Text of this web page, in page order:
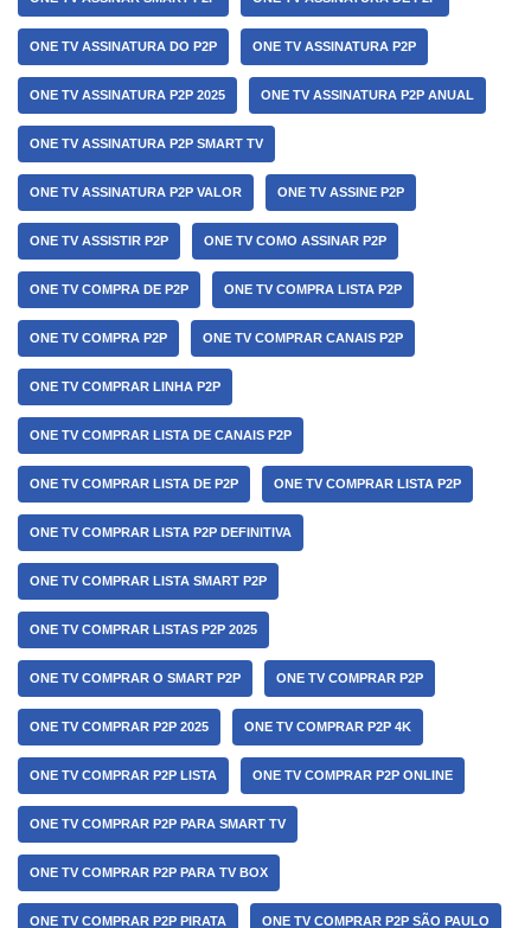
ONE TV ASSINATURA DO P2P ONE TV ASSINATURA P2P
ONE TV ASSINATURA P2P 2025 ONE TV ASSINATURA P2P ANUAL
ONE TV ASSINATURA P2P SMART TV
ONE TV ASSINATURA P2P VALOR ONE TV ASSINE P2P
ONE TV ASSISTIR P2P ONE TV COMO ASSINAR P2P
ONE TV COMPRA DE P2P ONE TV COMPRA LISTA P2P
ONE TV COMPRA P2P ONE TV COMPRAR CANAIS P2P
ONE TV COMPRAR LINHA P2P
ONE TV COMPRAR LISTA DE CANAIS P2P
ONE TV COMPRAR LISTA DE P2P ONE TV COMPRAR LISTA P2P
ONE TV COMPRAR LISTA P2P DEFINITIVA
ONE TV COMPRAR LISTA SMART P2P
ONE TV COMPRAR LISTAS P2P 2025
ONE TV COMPRAR O SMART P2P ONE TV COMPRAR P2P
ONE TV COMPRAR P2P 2025 ONE TV COMPRAR P2P 4K
ONE TV COMPRAR P2P LISTA ONE TV COMPRAR P2P ONLINE
ONE TV COMPRAR P2P PARA SMART TV
ONE TV COMPRAR P2P PARA TV BOX
ONE TV COMPRAR P2P PIRATA ONE TV COMPRAR P2P SÃO PAULO